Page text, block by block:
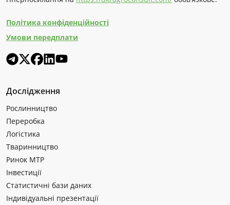
Політика конфіденційності
Умови передплати
Дослідження
Рослинництво
Переробка
Логістика
Тваринництво
Ринок МТР
Інвестиції
Статистичні бази даних
Індивідуальні презентації